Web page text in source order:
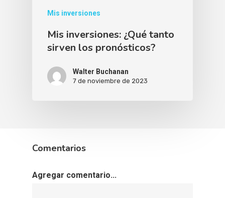
Mis inversiones
Mis inversiones: ¿Qué tanto
sirven los pronósticos?
Walter Buchanan
7 de noviembre de 2023
Comentarios
Agregar comentario...